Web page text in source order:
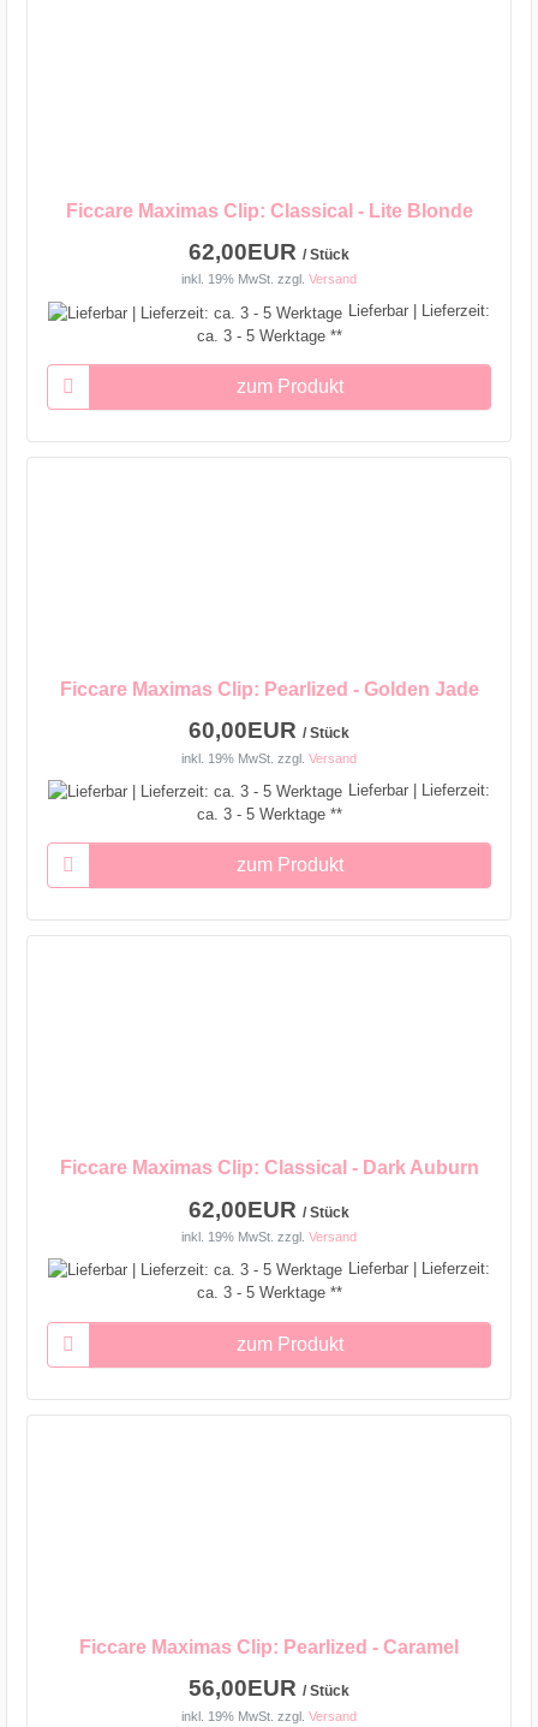
Ficcare Maximas Clip: Classical - Lite Blonde
62,00EUR / Stück
inkl. 19% MwSt. zzgl. Versand
Lieferbar | Lieferzeit:
ca. 3 - 5 Werktage **
zum Produkt
Ficcare Maximas Clip: Pearlized - Golden Jade
60,00EUR / Stück
inkl. 19% MwSt. zzgl. Versand
Lieferbar | Lieferzeit:
ca. 3 - 5 Werktage **
zum Produkt
Ficcare Maximas Clip: Classical - Dark Auburn
62,00EUR / Stück
inkl. 19% MwSt. zzgl. Versand
Lieferbar | Lieferzeit:
ca. 3 - 5 Werktage **
zum Produkt
Ficcare Maximas Clip: Pearlized - Caramel
56,00EUR / Stück
inkl. 19% MwSt. zzgl. Versand